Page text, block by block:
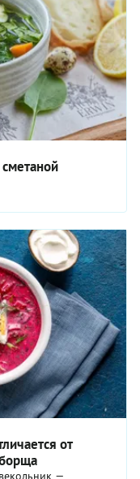
от
—